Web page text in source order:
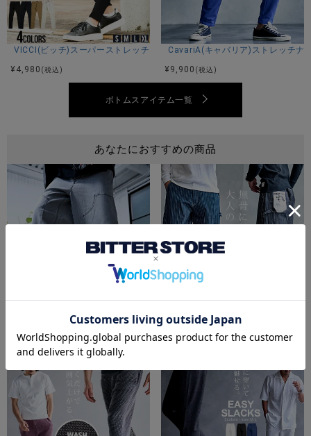
ップ58わたり(もも幅)37膝幅22裾幅18
※平置き計測、腰回りなどは約2倍程度。
モデル
Youssef：身長182cm Lサイズ着用
ブラウン/ダークグレー/グレー/ライトグレー
アイテムガイド
※当店スタッフの個人的な感想になります。お客様により、感
じ方等異なる場合がございますので、あくまでもご参考とし
てご利用ください。
VICCI(ビッチ)スーパーストレッチスキニーパンツ/全4色
¥ 4,980 (税込)
CavariA(キャバリア)ストレッチナ
¥ 9,900 (税込)
ボトムスアイテム一覧
あなたにおすすめの商品
Bitter select(ビターセレクト)ワイドストレートダブルニーパッチデニム
5,390 (税込)
Bitter select【ビターセレクト】
(税込)